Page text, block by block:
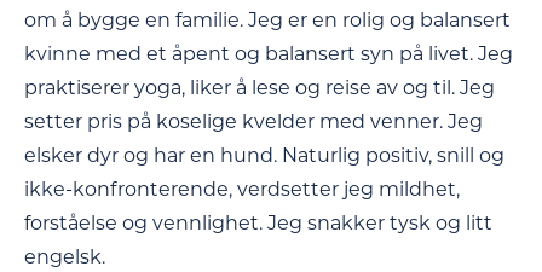
om å bygge en familie. Jeg er en rolig og balansert
kvinne med et åpent og balansert syn på livet. Jeg
praktiserer yoga, liker å lese og reise av og til. Jeg
setter pris på koselige kvelder med venner. Jeg
elsker dyr og har en hund. Naturlig positiv, snill og
ikke-konfronterende, verdsetter jeg mildhet,
forståelse og vennlighet. Jeg snakker tysk og litt
engelsk.